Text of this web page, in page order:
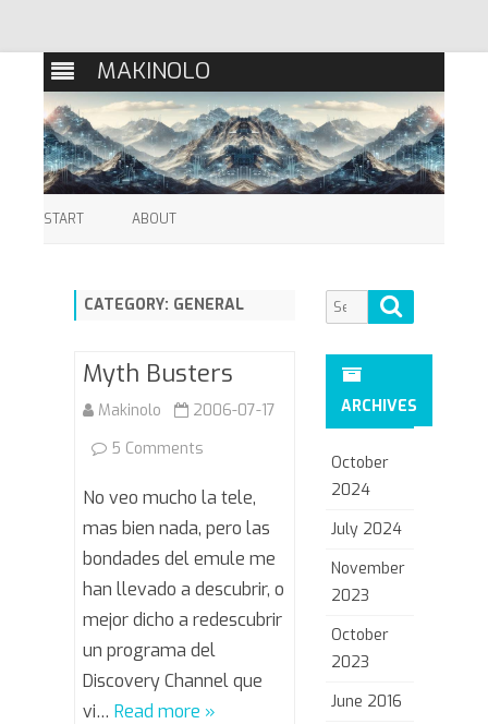
MAKINOLO
START ABOUT
CATEGORY: GENERAL
Myth Busters
Makinolo
2006-07-17
5 Comments
Myth
Busters
No veo mucho la tele,
mas bien nada, pero las
bondades del emule me
han llevado a descubrir, o
mejor dicho a redescubrir
un programa del
Discovery Channel que
vi… Read more »
Search
for:
ARCHIVES
October
2024
July 2024
November
2023
October
2023
June 2016